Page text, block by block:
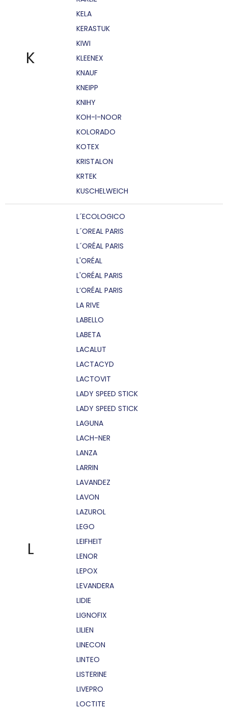
K
KELA
KERASTUK
KIWI
KLEENEX
KNAUF
KNEIPP
KNIHY
KOH-I-NOOR
KOLORADO
KOTEX
KRISTALON
KRTEK
KUSCHELWEICH
L
L´ECOLOGICO
L´OREAL PARIS
L´ORÉAL PARIS
L'ORÉAL
L'ORÉAL PARIS
L’ORÉAL PARIS
LA RIVE
LABELLO
LABETA
LACALUT
LACTACYD
LACTOVIT
LADY SPEED STICK
LADY SPEED STICK
LAGUNA
LACH-NER
LANZA
LARRIN
LAVANDEZ
LAVON
LAZUROL
LEGO
LEIFHEIT
LENOR
LEPOX
LEVANDERA
LIDIE
LIGNOFIX
LILIEN
LINECON
LINTEO
LISTERINE
LIVEPRO
LOCTITE